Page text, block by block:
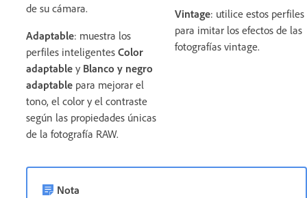
de su cámara.
Adaptable: muestra los
perfiles inteligentes Color
adaptable y Blanco y negro
adaptable para mejorar el
tono, el color y el contraste
según las propiedades únicas
de la fotografía RAW.
Vintage: utilice estos perfiles
para imitar los efectos de las
fotografías vintage.
Nota